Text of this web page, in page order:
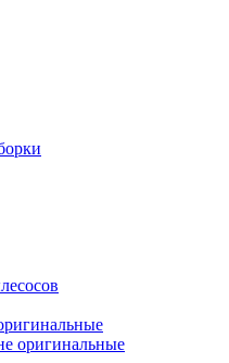
оригинальные